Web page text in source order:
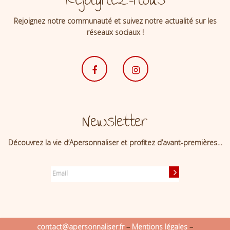
Rejoignez notre communauté et suivez notre actualité sur les
réseaux sociaux !
Newsletter
Découvrez la vie d’Apersonnaliser et profitez d’avant-premières…
contact@apersonnaliser.fr– Mentions légales –